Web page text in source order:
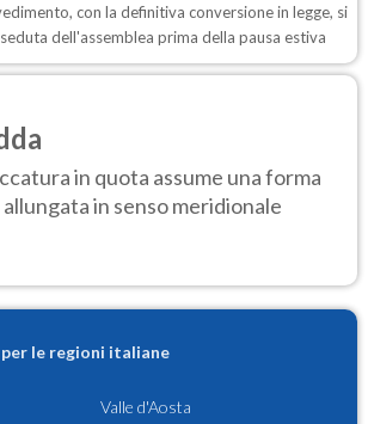
con la definitiva conversione in legge, si
dell'assemblea prima della pausa estiva
in quota assume una forma
in senso meridionale
le regioni italiane
Valle d'Aosta